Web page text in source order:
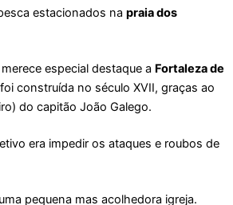
estacionados napraia dos
especial destaque a Fortaleza de
construída no século XVII, graças ao
do capitão João Galego.
era impedir os ataques e roubos de
pequena mas acolhedora igreja.